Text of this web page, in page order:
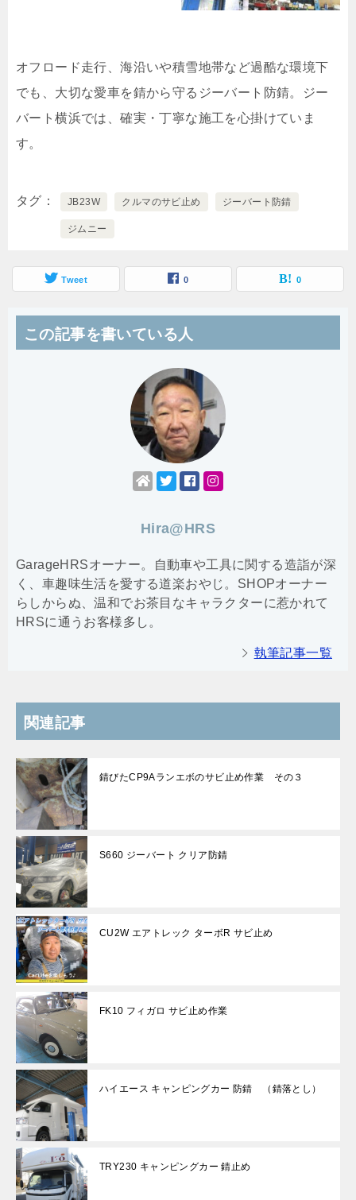
オフロード走行、海沿いや積雪地帯など過酷な環境下
でも、大切な愛車を錆から守るジーバート防錆。ジー
バート横浜では、確実・丁寧な施工を心掛けていま
す。
タグ JB23W クルマのサビ止め ジーバート防錆
ジムニー
Tweet 0 0
この記事を書いている人
Hira@HRS
GarageHRSオーナー。自動車や工具に関する造詣が深
く、車趣味生活を愛する道楽おやじ。SHOPオーナー
らしからぬ、温和でお茶目なキャラクターに惹かれて
HRSに通うお客様多し。
執筆記事一覧
関連記事
錆びたCP9Aランエボのサビ止め作業 その３
S660 ジーバート クリア防錆
CU2W エアトレック ターボR サビ止め
FK10 フィガロ サビ止め作業
ハイエース キャンピングカー 防錆 （錆落とし）
TRY230 キャンピングカー 錆止め